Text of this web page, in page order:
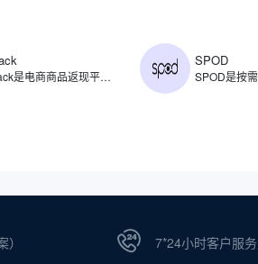
​ShopBack是电商商品返现平台，创立于2014年，主要通过旗下平台为用户提供电商商品消费返现服务，同时提供出行预订、时尚用品、美容保健、杂货以及食品配送等类别的消费返现。ShopBack返现范围涵盖了各类商品，如普通商品、旅行预订、时尚、保健与美容、杂货以及食品配送。
SPOD
7*24小时客户服